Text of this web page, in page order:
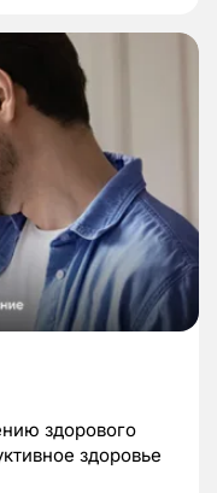
здорового
здоровье